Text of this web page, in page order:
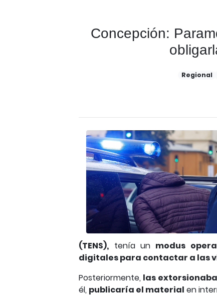
Concepción:
Regional
(TENS), tenía un modus
digitales para contactar a las
Posteriormente, las extorsionaba
él, publicaría el material en